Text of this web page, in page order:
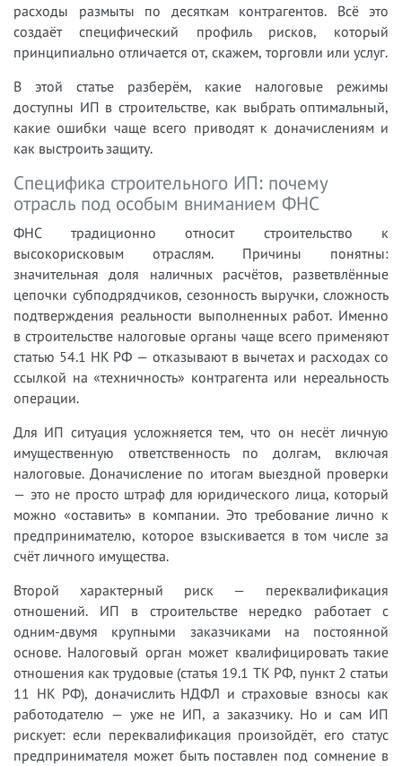
расходы размыты по десяткам контрагентов. Всё это
создаёт специфический профиль рисков, который
принципиально отличается от, скажем, торговли или услуг.
В этой статье разберём, какие налоговые режимы
доступны ИП в строительстве, как выбрать оптимальный,
какие ошибки чаще всего приводят к доначислениям и
как выстроить защиту.
Специфика строительного ИП: почему
отрасль под особым вниманием ФНС
ФНС традиционно относит строительство к
высокорисковым отраслям. Причины понятны:
значительная доля наличных расчётов, разветвлённые
цепочки субподрядчиков, сезонность выручки, сложность
подтверждения реальности выполненных работ. Именно
в строительстве налоговые органы чаще всего применяют
статью 54.1 НК РФ — отказывают в вычетах и расходах со
ссылкой на «техничность» контрагента или нереальность
операции.
Для ИП ситуация усложняется тем, что он несёт личную
имущественную ответственность по долгам, включая
налоговые. Доначисление по итогам выездной проверки
— это не просто штраф для юридического лица, который
можно «оставить» в компании. Это требование лично к
предпринимателю, которое взыскивается в том числе за
счёт личного имущества.
Второй характерный риск — переквалификация
отношений. ИП в строительстве нередко работает с
одним-двумя крупными заказчиками на постоянной
основе. Налоговый орган может квалифицировать такие
отношения как трудовые (статья 19.1 ТК РФ, пункт 2 статьи
11 НК РФ), доначислить НДФЛ и страховые взносы как
работодателю — уже не ИП, а заказчику. Но и сам ИП
рискует: если переквалификация произойдёт, его статус
предпринимателя может быть поставлен под сомнение в